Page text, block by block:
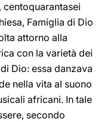
Famiglia di Dio
attorno alla
con la varietà dei
Dio: essa danzava
nella vita al suono
africani. In tale
secondo